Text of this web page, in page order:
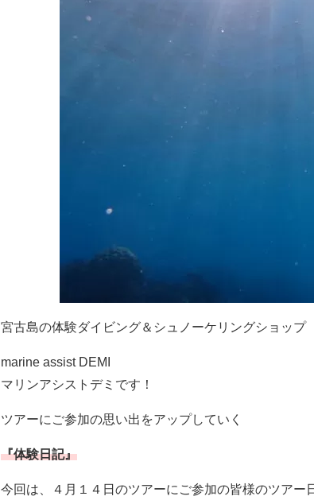
宮古島の体験ダイビング＆シュノーケリングショップ
marine assist DEMI
マリンアシストデミです！
ツアーにご参加の思い出をアップしていく
『体験日記』
今回は、４月１４日のツアーにご参加の皆様のツアー